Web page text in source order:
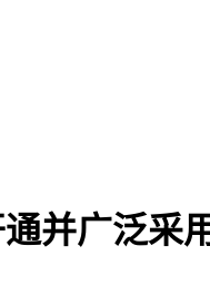
并广泛采